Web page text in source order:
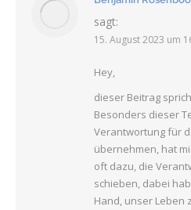
sagt:
15. August 2023 um
Hey,
dieser Beitrag
Besonders dieser
Verantwortung für
übernehmen, hat
oft dazu, die
schieben, dabei
Hand, unser Leben